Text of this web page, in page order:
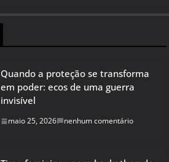
Quando a proteção se transforma
em poder: ecos de uma guerra
invisível
maio 25, 2026 nenhum comentário